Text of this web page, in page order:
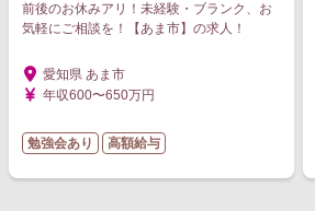
前後のお休みアリ！未経験・ブランク、お
気軽にご相談を！【あま市】の求人！
愛知県 あま市
年収600〜650万円
勉強会あり 高額給与